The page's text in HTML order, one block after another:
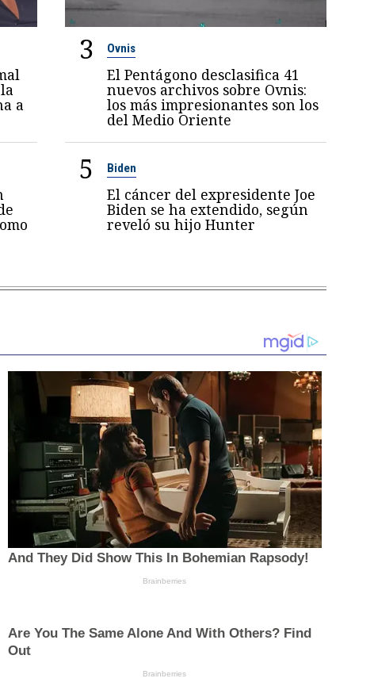
a
3 Ovnis
El Pentágono desclasifica 41
nuevos archivos sobre Ovnis:
los más impresionantes son los
del Medio Oriente
5 Biden
El cáncer del expresidente Joe
Biden se ha extendido, según
reveló su hijo Hunter